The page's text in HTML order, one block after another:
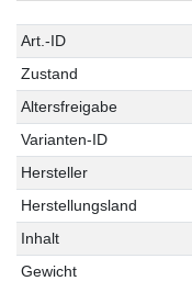
Art.-ID
Zustand
Altersfreigabe
Varianten-ID
Hersteller
Herstellungsland
Inhalt
Gewicht